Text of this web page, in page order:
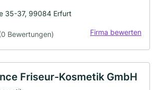
35-37, 99084 Erfurt
Bewertungen) Firma bewerten
Friseur-Kosmetik GmbH